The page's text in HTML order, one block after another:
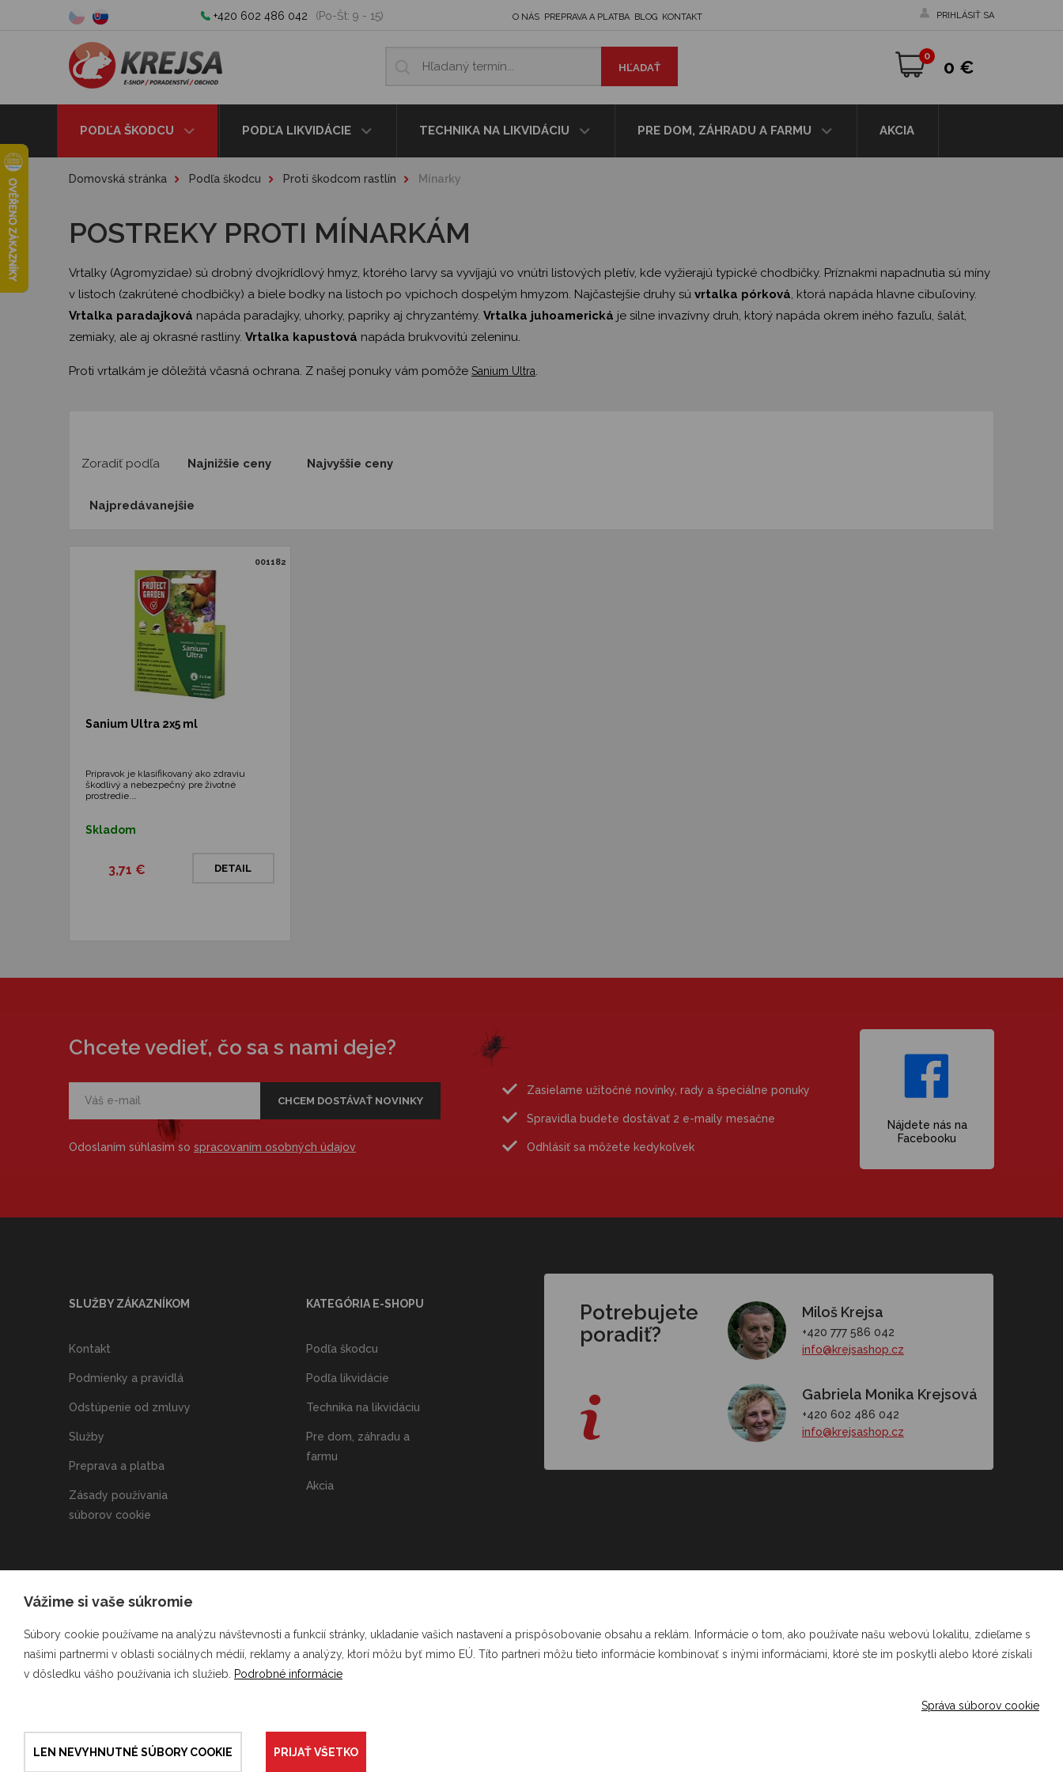
+420 602 486 042 (Po-Št: 9 - 15) O NÁS PREPRAVA A PLATBA BLOG KONTAKT PRIHLÁSIŤ SA
0 €
0
PODĽA ŠKODCU PODĽA LIKVIDÁCIE TECHNIKA NA LIKVIDÁCIU PRE DOM, ZÁHRADU A FARMU AKCIA
Domovská stránka Podľa škodcu Proti škodcom rastlín Mínarky
POSTREKY PROTI MÍNARKÁM
Vrtalky (Agromyzidae) sú drobný dvojkrídlový hmyz, ktorého larvy sa vyvíjajú vo vnútri listových pletív, kde vyžierajú typické chodbičky. Príznakmi napadnutia sú míny
v listoch (zakrútené chodbičky) a biele bodky na listoch po vpichoch dospelým hmyzom. Najčastejšie druhy sú vrtalka pórková, ktorá napáda hlavne cibuľoviny.
Vrtalka paradajková napáda paradajky, uhorky, papriky aj chryzantémy. Vrtalka juhoamerická je silne invazívny druh, ktorý napáda okrem iného fazuľu, šalát,
zemiaky, ale aj okrasné rastliny. Vrtalka kapustová napáda brukvovitú zeleninu.
Proti vrtalkám je dôležitá včasná ochrana. Z našej ponuky vám pomôže Sanium Ultra.
Zoradiť podľa Najnižšie ceny Najvyššie ceny
Najpredávanejšie
001182
Sanium Ultra 2x5 ml
Prípravok je klasifikovaný ako zdraviu
škodlivý a nebezpečný pre životné
prostredie.…
Skladom
3,71 € DETAIL
Chcete vedieť, čo sa s nami deje?
Odoslaním súhlasím so spracovaním osobných údajov
Zasielame užitočné novinky, rady a špeciálne ponuky
Spravidla budete dostávať 2 e-maily mesačne
Odhlásiť sa môžete kedykoľvek
Nájdete nás na
Facebooku
SLUŽBY ZÁKAZNÍKOM
Kontakt
Podmienky a pravidlá
Odstúpenie od zmluvy
Služby
Preprava a platba
Zásady používania
súborov cookie
KATEGÓRIA E-SHOPU
Podľa škodcu
Podľa likvidácie
Technika na likvidáciu
Pre dom, záhradu a
farmu
Akcia
Potrebujete
poradiť?
Miloš Krejsa
+420 777 586 042
info@krejsashop.cz
Gabriela Monika Krejsová
+420 602 486 042
info@krejsashop.cz
online; v prípade technickej poruchy najneskôr do 48 hodín.
Vážime si vaše súkromie
Súbory cookie používame na analýzu návštevnosti a funkcií stránky, ukladanie vašich nastavení a prispôsobovanie obsahu a reklám. Informácie o tom, ako používate našu webovú lokalitu, zdieľame s
našimi partnermi v oblasti sociálnych médií, reklamy a analýzy, ktorí môžu byť mimo EÚ. Títo partneri môžu tieto informácie kombinovať s inými informáciami, ktoré ste im poskytli alebo ktoré získali
v dôsledku vášho používania ich služieb.
Podrobné informácie
Správa súborov cookie
LEN NEVYHNUTNÉ SÚBORY COOKIE PRIJAŤ VŠETKO